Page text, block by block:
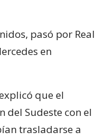
pasó por Real
en
que el
Sudeste con el
trasladarse a